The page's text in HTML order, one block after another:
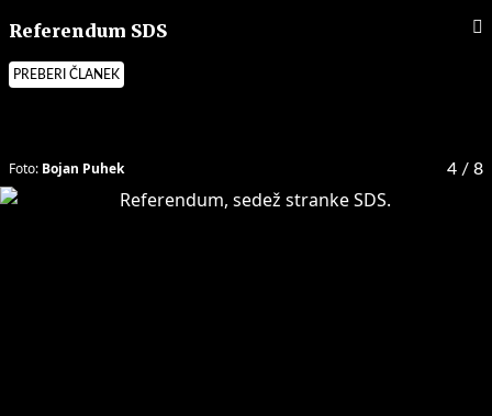
Referendum SDS
PREBERI ČLANEK
4 / 8
Foto: Bojan Puhek